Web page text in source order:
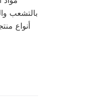
بالتشعب
أنواع